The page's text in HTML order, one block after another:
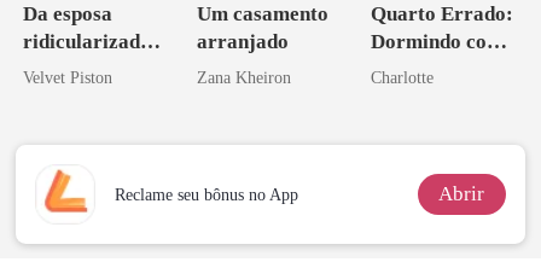
Da esposa
ridicularizada à
irmã que
Velvet Piston
Um casamento
arranjado
Zana Kheiron
Quarto Errado:
Dormindo com
o Tio do Meu
Charlotte
Reclame seu bônus no App Abrir